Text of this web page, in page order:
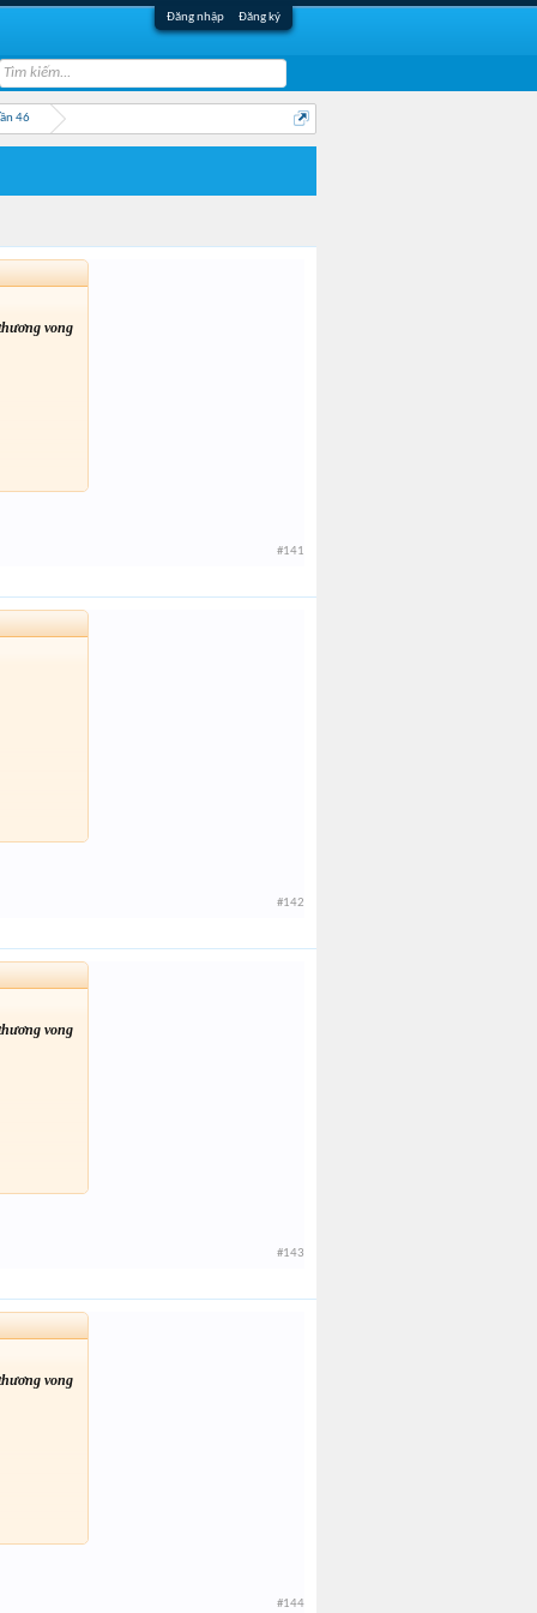
Đăng nhập Đăng ký
46
vong
#141
#142
vong
#143
vong
#144